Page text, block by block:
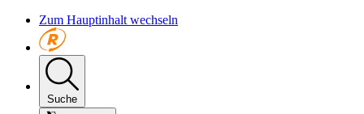
Zum Hauptinhalt wechseln
Suche